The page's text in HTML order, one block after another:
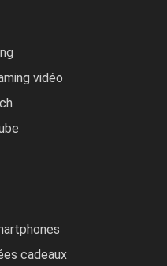
vidéo
cadeaux